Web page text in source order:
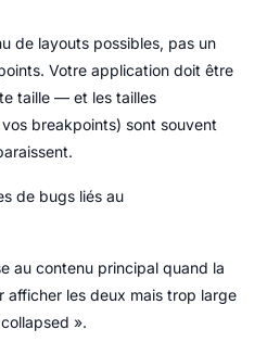
de layouts possibles, pas un
Votre application doit être
taille — et les tailles
breakpoints) sont souvent
de bugs liés au
au contenu principal quand la
les deux mais trop large
».